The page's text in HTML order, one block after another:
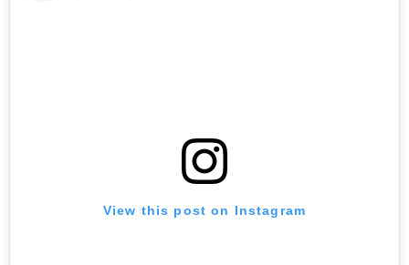
View this post on Instagram